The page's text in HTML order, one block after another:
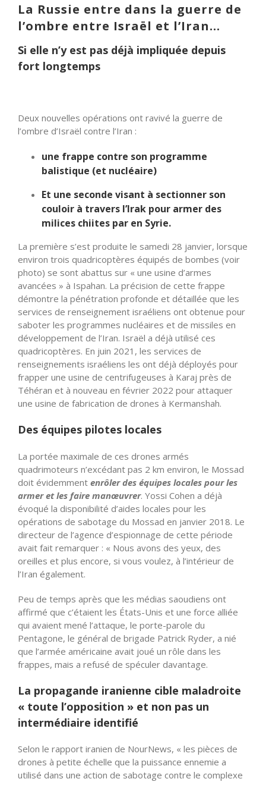
La Russie entre dans la guerre de
l’ombre entre Israël et l’Iran…
Si elle n’y est pas déjà impliquée depuis
fort longtemps
Deux nouvelles opérations ont ravivé la guerre de
l’ombre d’Israël contre l’Iran :
une frappe contre son programme
balistique (et nucléaire)
Et une seconde visant à sectionner son
couloir à travers l’Irak pour armer des
milices chiites par en Syrie.
La première s’est produite le samedi 28 janvier, lorsque
environ trois quadricoptères équipés de bombes (voir
photo) se sont abattus sur « une usine d’armes
avancées » à Ispahan. La précision de cette frappe
démontre la pénétration profonde et détaillée que les
services de renseignement israéliens ont obtenue pour
saboter les programmes nucléaires et de missiles en
développement de l’Iran. Israël a déjà utilisé ces
quadricoptères. En juin 2021, les services de
renseignements israéliens les ont déjà déployés pour
frapper une usine de centrifugeuses à Karaj près de
Téhéran et à nouveau en février 2022 pour attaquer
une usine de fabrication de drones à Kermanshah.
Des équipes pilotes locales
La portée maximale de ces drones armés
quadrimoteurs n’excédant pas 2 km environ, le Mossad
doit évidemment enrôler des équipes locales pour les
armer et les faire manœuvrer. Yossi Cohen a déjà
évoqué la disponibilité d’aides locales pour les
opérations de sabotage du Mossad en janvier 2018. Le
directeur de l’agence d’espionnage de cette période
avait fait remarquer : « Nous avons des yeux, des
oreilles et plus encore, si vous voulez, à l’intérieur de
l’Iran également.
Peu de temps après que les médias saoudiens ont
affirmé que c’étaient les États-Unis et une force alliée
qui avaient mené l’attaque, le porte-parole du
Pentagone, le général de brigade Patrick Ryder, a nié
que l’armée américaine avait joué un rôle dans les
frappes, mais a refusé de spéculer davantage.
La propagande iranienne cible maladroite
« toute l’opposition » et non pas un
intermédiaire identifié
Selon le rapport iranien de NourNews, « les pièces de
drones à petite échelle que la puissance ennemie a
utilisé dans une action de sabotage contre le complexe